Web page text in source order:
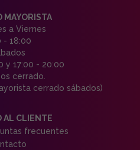
MAYORISTA
a Viernes
- 18:00
y 17:00 - 20:00
cerrado.
cerrado sábados)
AL CLIENTE
frecuentes